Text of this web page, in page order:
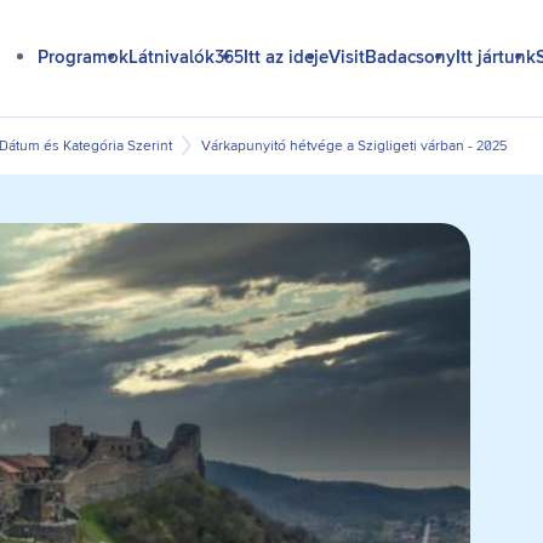
ProgramokLátnivalók365Itt az idejeVisitBadacsonyItt jártunk
és Kategória Szerint Várkapunyitó hétvége a Szigligeti várban - 2025